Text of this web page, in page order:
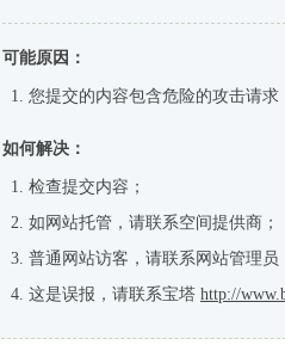
可能原因：
您提交的内容包含危险的攻击请求
如何解决：
检查提交内容；
如网站托管，请联系空间提供商；
普通网站访客，请联系网站管理员
这是误报，请联系宝塔 http://